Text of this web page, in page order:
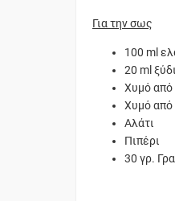
Για την σως
100 ml
20 ml ξύδι
Χυμό από
Χυμό από
Αλάτι
Πιπέρι
30 γρ.